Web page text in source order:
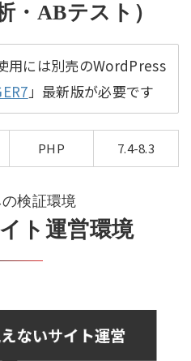
・ABテスト）
用には別売のWordPress
」最新版が必要です
PHP 7.4-8.3
検証環境
ト運営環境